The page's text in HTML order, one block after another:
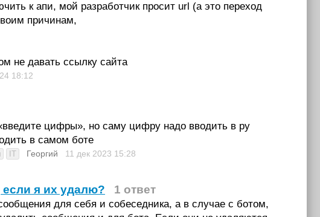
к апи, мой разработчик просит url (а это переход
причинам,
не давать ссылку сайта
18:12
цифры», но саму цифру надо вводить в py
в самом боте
IT Георгий 11 дек 2023 15:28
я их удалю? 1 ответ
для себя и собеседника, а в случае с ботом,